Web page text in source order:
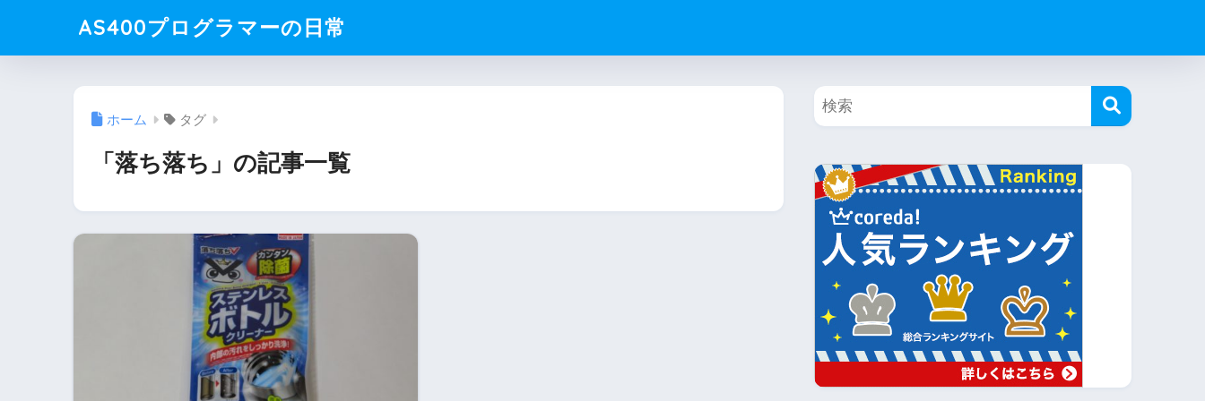
AS400プログラマーの日常
ホーム タグ
「落ち落ち」の記事一覧